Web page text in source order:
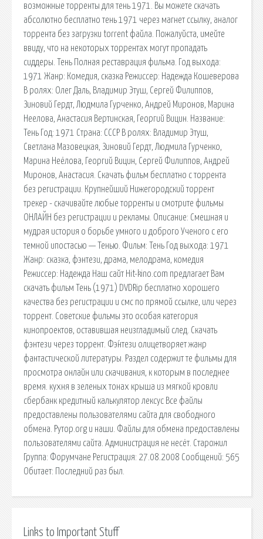
возможные торренты для тень 1971. Вы можете скачать
абсолютно бесплатно тень 1971 через магнет ссылку, аналог
торрента без загрузки torrent файла. Пожалуйста, имейте
ввиду, что на некоторых торрентах могут пропадать
сиддеры. Тень Полная реставрация фильма. Год выхода:
1971 Жанр: Комедия, сказка Режиссер: Надежда Кошеверова
В ролях: Олег Даль, Владимир Этуш, Сергей Филиппов,
Зиновий Гердт, Людмила Гурченко, Андрей Миронов, Марина
Неелова, Анастасия Вертинская, Георгий Вицин. Название:
Тень Год: 1971 Страна: СССР В ролях: Владимир Этуш,
Светлана Мазовецкая, Зиновий Гердт, Людмила Гурченко,
Марина Неёлова, Георгий Вицин, Сергей Филиппов, Андрей
Миронов, Анастасия. Скачать фильм бесплатно с торрента
без регистрации. Крупнейший Нижегородский торрент
трекер - скачивайте любые торренты и смотрите фильмы
ОНЛАЙН без регистрации и рекламы. Описание: Cмешная и
мудрая история о борьбе умного и доброго Ученого с его
темной ипостасью — Тенью. Фильм: Тень Год выхода: 1971
Жанр: сказка, фэнтези, драма, мелодрама, комедия
Режиссер: Надежда Наш сайт Hit-kino.com предлагает Вам
скачать фильм Тень (1971) DVDRip бесплатно хорошего
качества без регистрации и смс по прямой ссылке, или через
торрент. Советские фильмы это особая категория
кинопроектов, оставившая неизгладимый след. Скачать
фэнтези через торрент. Фэ́нтези олицетворяет жанр
фантастической литературы. Раздел содержит те фильмы для
просмотра онлайн или скачивания, к которым в последнее
время. кухня в зеленых тонах крыша из мягкой кровли
сбербанк кредитный калькулятор лексус Все файлы
предоставлены пользователями сайта для свободного
обмена. Рутор.org и наши. Файлы для обмена предоставлены
пользователями сайта. Администрация не несёт. Старожил
Группа: Форумчане Регистрация: 27.08.2008 Сообщений: 565
Обитает: Последний раз был.
Links to Important Stuff